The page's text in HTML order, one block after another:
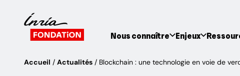
Nous connaître Enjeux
Accueil Actualités Blockchain : une technologie en voie de